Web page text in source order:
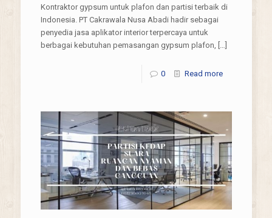
Kontraktor gypsum untuk plafon dan partisi terbaik di
Indonesia. PT Cakrawala Nusa Abadi hadir sebagai
penyedia jasa aplikator interior terpercaya untuk
berbagai kebutuhan pemasangan gypsum plafon, […]
0 Read more